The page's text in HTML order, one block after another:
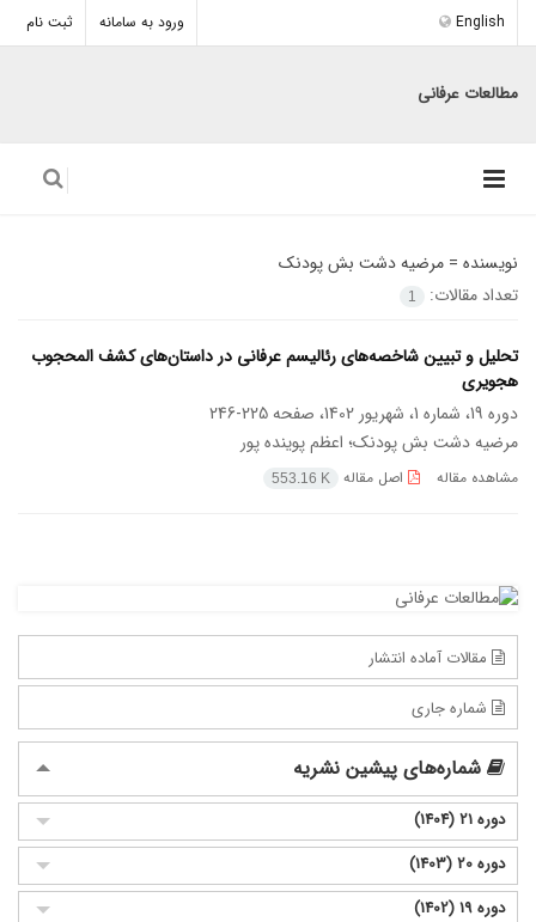
ورود به سامانه ثبت نام English
مطالعات عرفانی
نویسنده = مرضیه دشت بش پودنک
تعداد مقالات:
1
تحلیل و تبیین شاخصه‌های رئالیسم عرفانی در داستان‌های کشف المحجوب
هجویری
دوره 19، شماره 1، شهریور 1402، صفحه
225-246
مرضیه دشت بش پودنک؛ اعظم پوینده پور
مشاهده مقاله اصل مقاله 553.16 K
مقالات آماده انتشار
شماره جاری
شماره‌های پیشین نشریه
دوره 21 (1404)
دوره 20 (1403)
دوره 19 (1402)